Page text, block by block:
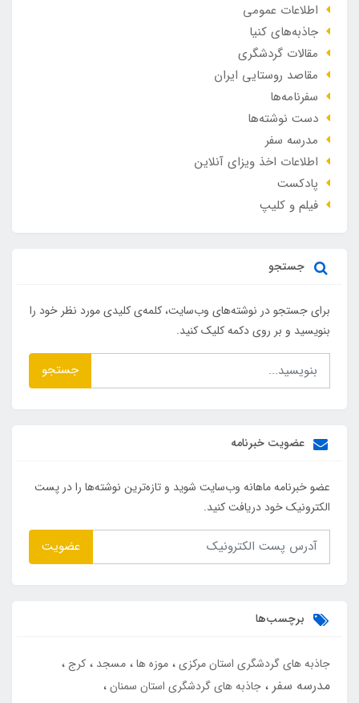
اطلاعات عمومی
جاذبه‌های کنیا
مقالات گردشگری
مقاصد روستایی ایران
سفرنامه‌ها
دست نوشته‌ها
مدرسه سفر
اطلاعات اخذ ویزای آنلاین
پادکست
فیلم و کلیپ
جستجو
برای جستجو در نوشته‌های وب‌سایت، کلمه‌ی کلیدی مورد نظر خود را
بنویسید و بر روی دکمه کلیک کنید.
جستجو
عضویت خبرنامه
عضو خبرنامه ماهانه وب‌سایت شوید و تازه‌ترین نوشته‌ها را در پست
الکترونیک خود دریافت کنید.
عضویت
برچسب‌ها
جاذبه های گردشگری استان مرکزی موزه ها مسجد کرج
مدرسه سفر
جاذبه های گردشگری استان سمنان